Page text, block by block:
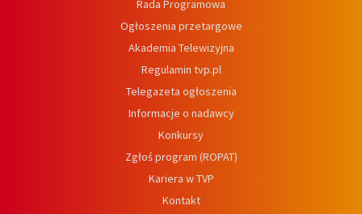
Rada Programowa
Ogłoszenia przetargowe
Akademia Telewizyjna
Regulamin tvp.pl
Telegazeta ogłoszenia
Informacje o nadawcy
Konkursy
Zgłoś program (ROPAT)
Kariera w TVP
Kontakt